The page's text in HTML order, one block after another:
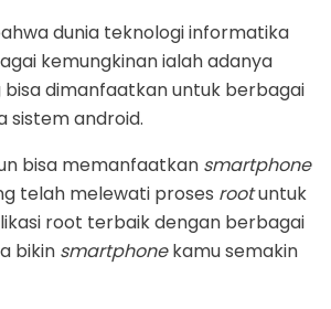
dunia teknologi informatika
kemungkinan ialah adanya
dimanfaatkan untuk berbagai
sistem android.
bisa memanfaatkan smartphone
telah melewati proses rootuntuk
root terbaik dengan berbagai
bikin smartphonekamu semakin